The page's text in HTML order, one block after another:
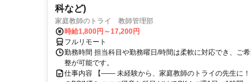
科など)
家庭教師のトライ 教師管理部
時給1,800円～17,200円
フルリモート
勤務時間 担当科目や勤務曜日/時間は柔軟に対応でき、ご
整が可能です。
仕事内容 【―― 未経験から、家庭教師のトライの先生